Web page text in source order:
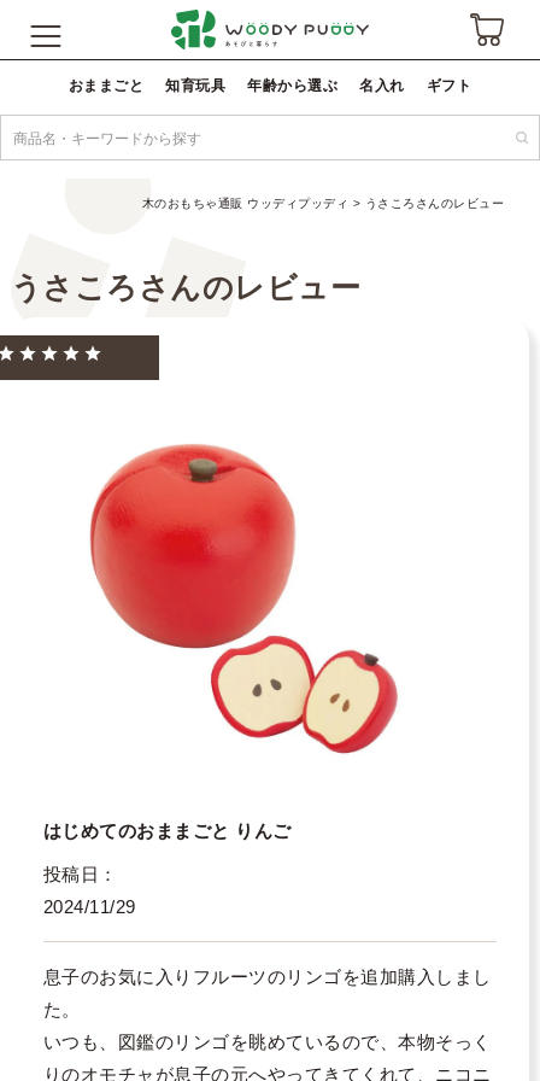
おままごと 知育玩具 年齢から選ぶ 名入れ ギフト
木のおもちゃ通販 ウッディプッディ うさころさんのレビュー
うさころさんのレビュー
はじめてのおままごと りんご
投稿日
2024/11/29
息子のお気に入りフルーツのリンゴを追加購入しまし
た。
いつも、図鑑のリンゴを眺めているので、本物そっく
りのオモチャが息子の元へやってきてくれて、ニコニ